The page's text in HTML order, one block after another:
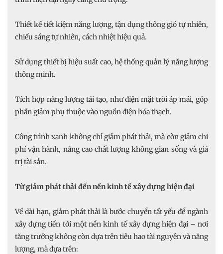
Thiết kế tiết kiệm năng lượng, tận dụng thông gió tự nhiên,
chiếu sáng tự nhiên, cách nhiệt hiệu quả.
Sử dụng thiết bị hiệu suất cao, hệ thống quản lý năng lượng
thông minh.
Tích hợp năng lượng tái tạo, như điện mặt trời áp mái, góp
phần giảm phụ thuộc vào nguồn điện hóa thạch.
Công trình xanh không chỉ giảm phát thải, mà còn giảm chi
phí vận hành, nâng cao chất lượng không gian sống và giá
trị tài sản.
Từ giảm phát thải đến nền kinh tế xây dựng hiện đại
Về dài hạn, giảm phát thải là bước chuyển tất yếu để ngành
xây dựng tiến tới một nền kinh tế xây dựng hiện đại – nơi
tăng trưởng không còn dựa trên tiêu hao tài nguyên và năng
lượng, mà dựa trên: